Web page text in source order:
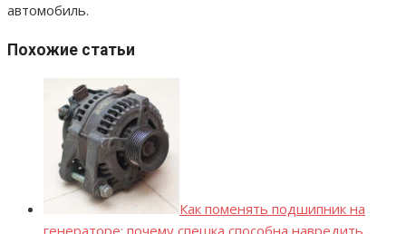
автомобиль.
Похожие статьи
Как поменять подшипник на